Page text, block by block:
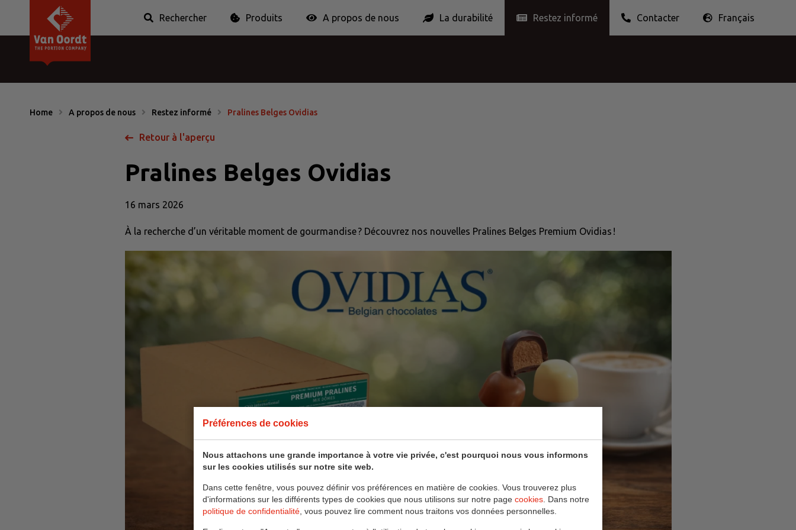
Préférences de cookies
Nous attachons une grande importance à votre vie privée, c'est pourquoi nous vous informons
sur les cookies utilisés sur notre site web.
Dans cette fenêtre, vous pouvez définir vos préférences en matière de cookies. Vous trouverez plus
d'informations sur les différents types de cookies que nous utilisons sur notre page cookies . Dans notre
politique de confidentialité , vous pouvez lire comment nous traitons vos données personnelles.
Rechercher Produits A propos de nous
Van Oordt Histoire Les secteurs PortionPack Europe Certifcation Conditions Contribution pour l’emballage Éthique professionnelle
La durabilité Restez informé Contacter
Conditions Plaintes Questions & réponses
Français
Nederlands English Français
Home A propos de nous Restez informé Pralines Belges Ovidias
Retour à l'aperçu
Pralines Belges Ovidias
16 mars 2026
À la recherche d’un véritable moment de gourmandise ? Découvrez nos nouvelles Pralines Belges Premium Ovidias !